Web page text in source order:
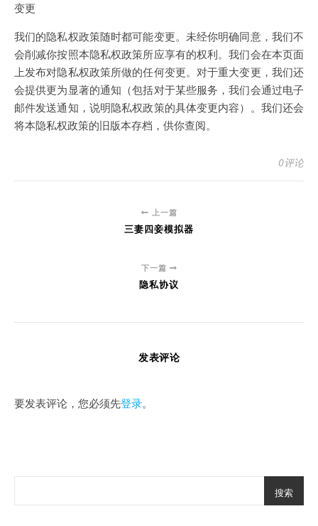
变更
我们的隐私权政策随时都可能变更。未经你明确同意，我们不
会削减你按照本隐私权政策所应享有的权利。我们会在本页面
上发布对隐私权政策所做的任何变更。对于重大变更，我们还
会提供更为显著的通知（包括对于某些服务，我们会通过电子
邮件发送通知，说明隐私权政策的具体变更内容）。我们还会
将本隐私权政策的旧版本存档，供你查阅。
0评论
上一篇
三妻四妾模拟器
下一篇
隐私协议
发表评论
要发表评论，您必须先登录。
搜索